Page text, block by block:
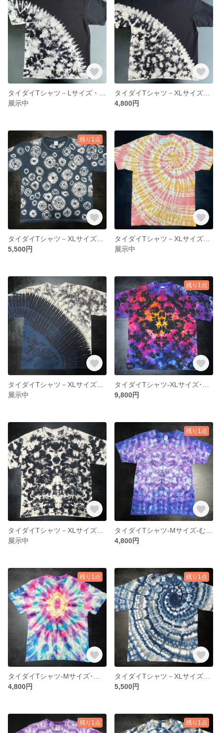
展示中
4,800円
残り1点
5,500円
展示中
展示中
残り1点
9,800円
展示中
残り1点
4,800円
残り1点
4,800円
残り1点
5,500円
残り1点 残り1点